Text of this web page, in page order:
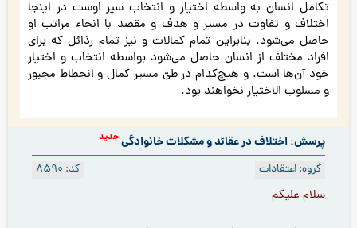
تکامل انسان به واسطه اختیار و انتخاب سیر اوست در اینجا
اختلاف و تفاوت در مسیر و هدف و مقصد با انحاء مراتب او
حاصل می‌شود. بنابراین تمام کمالات و نیز تمام رذائل که برای
افراد مختلف از انسان حاصل می‌شود بواسطه انتخاب و اختیار
خود آن‌ها است. و هیچ‌کدام در طیّ مسیر کمال و انحطاط مجبور
و مسلوب الاختیار نخواهند بود.
پرسش: اختلاف در عقائد و مشکلات خانوادگیجدید
کد: 8590 گروه: اعتقادات
سلام علیکم